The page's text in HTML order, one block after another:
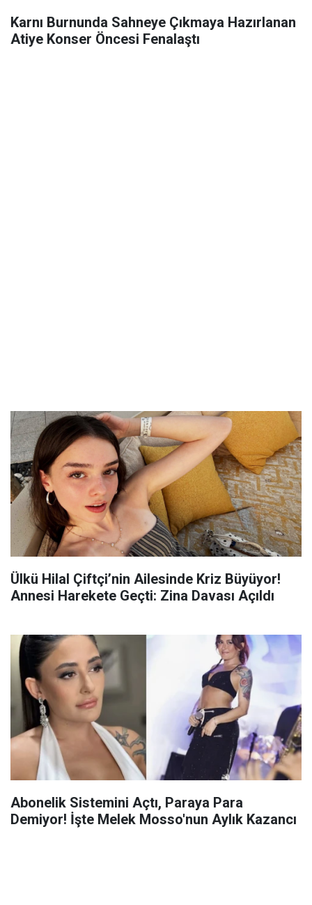
Karnı Burnunda Sahneye Çıkmaya Hazırlanan
Atiye Konser Öncesi Fenalaştı
Ülkü Hilal Çiftçi’nin Ailesinde Kriz Büyüyor!
Annesi Harekete Geçti: Zina Davası Açıldı
Abonelik Sistemini Açtı, Paraya Para
Demiyor! İşte Melek Mosso'nun Aylık Kazancı